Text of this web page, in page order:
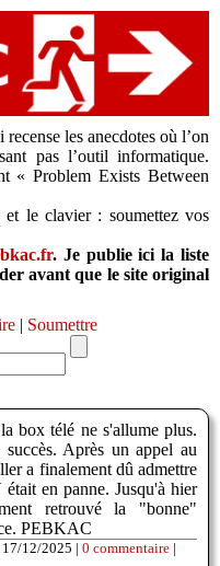
les anecdotes où l’on
pas l’outil informatique.
« Problem Exists Between
le clavier : soumettez vos
. Je publie ici la liste
avant que le site original
| Soumettre
box télé ne s'allume plus.
Après un appel au
a finalement dû admettre
en panne. Jusqu'à hier
retrouvé la "bonne"
PEBKAC
12/2025 | 0 commentaire |